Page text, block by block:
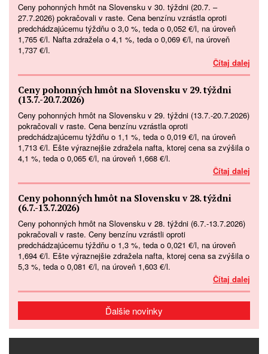
Ceny pohonných hmôt na Slovensku v 30. týždni (20.7. –
27.7.2026) pokračovali v raste. Cena benzínu vzrástla oproti
predchádzajúcemu týždňu o 3,0 %, teda o 0,052 €/l, na úroveň
1,765 €/l. Nafta zdražela o 4,1 %, teda o 0,069 €/l, na úroveň
1,737 €/l.
Čítaj dalej
Ceny pohonných hmôt na Slovensku v 29. týždni
(13.7.-20.7.2026)
Ceny pohonných hmôt na Slovensku v 29. týždni (13.7.-20.7.2026)
pokračovali v raste. Cena benzínu vzrástla oproti
predchádzajúcemu týždňu o 1,1 %, teda o 0,019 €/l, na úroveň
1,713 €/l. Ešte výraznejšie zdražela nafta, ktorej cena sa zvýšila o
4,1 %, teda o 0,065 €/l, na úroveň 1,668 €/l.
Čítaj dalej
Ceny pohonných hmôt na Slovensku v 28. týždni
(6.7.-13.7.2026)
Ceny pohonných hmôt na Slovensku v 28. týždni (6.7.-13.7.2026)
pokračovali v raste. Ceny benzínu vzrástli oproti
predchádzajúcemu týždňu o 1,3 %, teda o 0,021 €/l, na úroveň
1,694 €/l. Ešte výraznejšie zdražela nafta, ktorej cena sa zvýšila o
5,3 %, teda o 0,081 €/l, na úroveň 1,603 €/l.
Čítaj dalej
Ďalšie novinky